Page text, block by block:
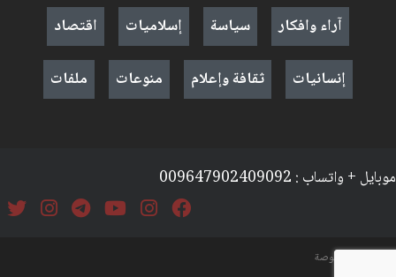
آراء وافكار
سياسة إسلاميات
اقتصاد
إنسانيات
ثقافة وإعلام منوعات ملفات
موبايل + واتساب : 009647902409092
السياسة والخصوصة